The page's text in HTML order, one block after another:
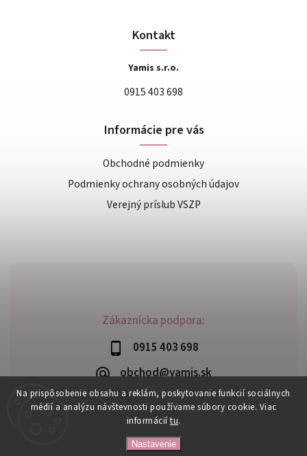
Na prispôsobenie obsahu a reklám, poskytovanie funkcií sociálnych
médií a analýzu návštevnosti používame súbory cookie. Viac
informácií tu.
Nastavenie
Zákaznícka podpora:
0915 403 698
obchod@yamis.sk
Kontakt
Yamis s.r.o.
0915 403 698
Informácie pre vás
Obchodné podmienky
Podmienky ochrany osobných údajov
Verejný príslub VSZP
Copyright 2026Yamis. Všetky práva vyhradené.
Upraviť nastavenie cookies